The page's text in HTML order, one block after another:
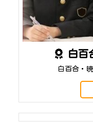
白百
白百合・